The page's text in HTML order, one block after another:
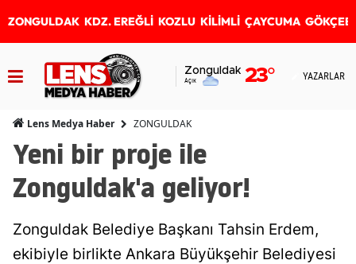
ZONGULDAK KDZ. EREĞLİ KOZLU KİLİMLİ ÇAYCUMA
Zonguldak
Açık 23° YAZARLAR
Lens Medya Haber ZONGULDAK
Yeni bir proje ile
Zonguldak'a geliyor!
Zonguldak Belediye Başkanı Tahsin Erdem,
ekibiyle birlikte Ankara Büyükşehir Belediyesi